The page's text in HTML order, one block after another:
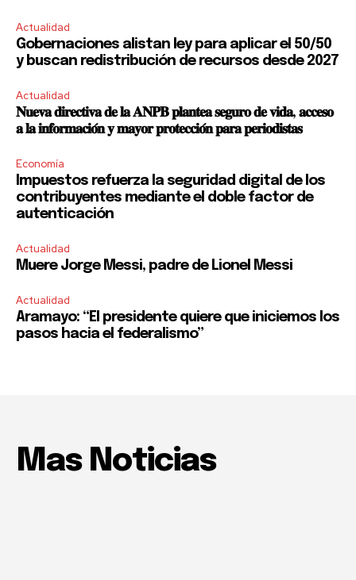
Actualidad
Gobernaciones alistan ley para aplicar el 50/50
y buscan redistribución de recursos desde 2027
Actualidad
𝐍𝐮𝐞𝐯𝐚 𝐝𝐢𝐫𝐞𝐜𝐭𝐢𝐯𝐚 𝐝𝐞 𝐥𝐚 𝐀𝐍𝐏𝐁 𝐩𝐥𝐚𝐧𝐭𝐞𝐚 𝐬𝐞𝐠𝐮𝐫𝐨 𝐝𝐞 𝐯𝐢𝐝𝐚, 𝐚𝐜𝐜𝐞𝐬𝐨
𝐚 𝐥𝐚 𝐢𝐧𝐟𝐨𝐫𝐦𝐚𝐜𝐢𝐨́𝐧 𝐲 𝐦𝐚𝐲𝐨𝐫 𝐩𝐫𝐨𝐭𝐞𝐜𝐜𝐢𝐨́𝐧 𝐩𝐚𝐫𝐚 𝐩𝐞𝐫𝐢𝐨𝐝𝐢𝐬𝐭𝐚𝐬
Economía
Impuestos refuerza la seguridad digital de los
contribuyentes mediante el doble factor de
autenticación
Actualidad
Muere Jorge Messi, padre de Lionel Messi
Actualidad
Aramayo: “El presidente quiere que iniciemos los
pasos hacia el federalismo”
Mas Noticias